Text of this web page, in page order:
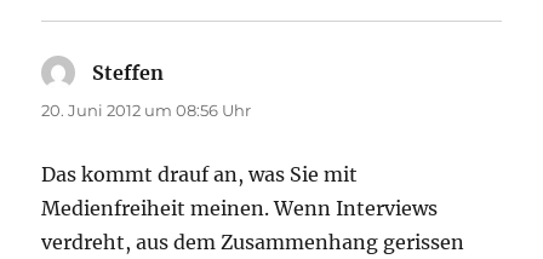
Steffen
20. Juni 2012 um 08:56 Uhr
Das kommt drauf an, was Sie mit
Medienfreiheit meinen. Wenn Interviews
verdreht, aus dem Zusammenhang gerissen